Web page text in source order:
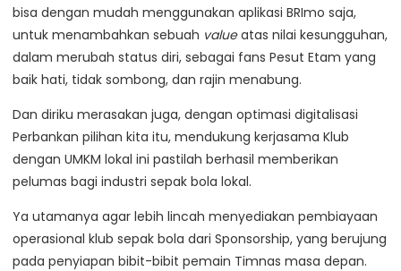
bisa dengan mudah menggunakan aplikasi BRImo saja,
untuk menambahkan sebuah valueatas nilai kesungguhan,
dalam merubah status diri, sebagai fans Pesut Etam yang
baik hati, tidak sombong, dan rajin menabung.
Dan diriku merasakan juga, dengan optimasi digitalisasi
Perbankan pilihan kita itu, mendukung kerjasama Klub
dengan UMKM lokal ini pastilah berhasil memberikan
pelumas bagi industri sepak bola lokal.
Ya utamanya agar lebih lincah menyediakan pembiayaan
operasional klub sepak bola dari Sponsorship, yang berujung
pada penyiapan bibit-bibit pemain Timnas masa depan.